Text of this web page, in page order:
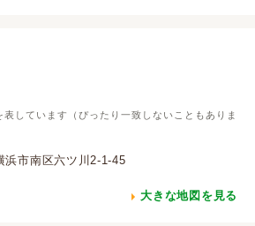
しています（ぴったり一致しないこともありま
浜市南区六ツ川2-1-45
大きな地図を見る